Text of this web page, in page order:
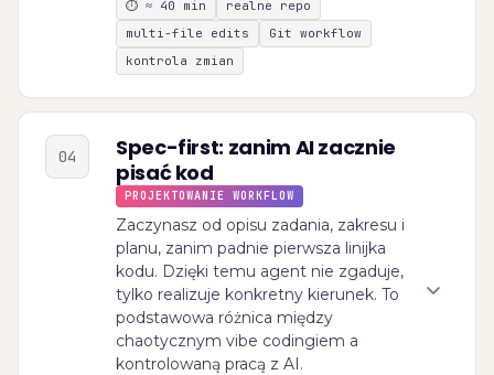
⏱ ≈ 40 min
realne repo
multi-file edits
Git workflow
kontrola zmian
04
Spec-first: zanim AI zacznie
pisać kod
PROJEKTOWANIE WORKFLOW
Zaczynasz od opisu zadania, zakresu i
planu, zanim padnie pierwsza linijka
kodu. Dzięki temu agent nie zgaduje,
tylko realizuje konkretny kierunek. To
podstawowa różnica między
chaotycznym vibe codingiem a
kontrolowaną pracą z AI.